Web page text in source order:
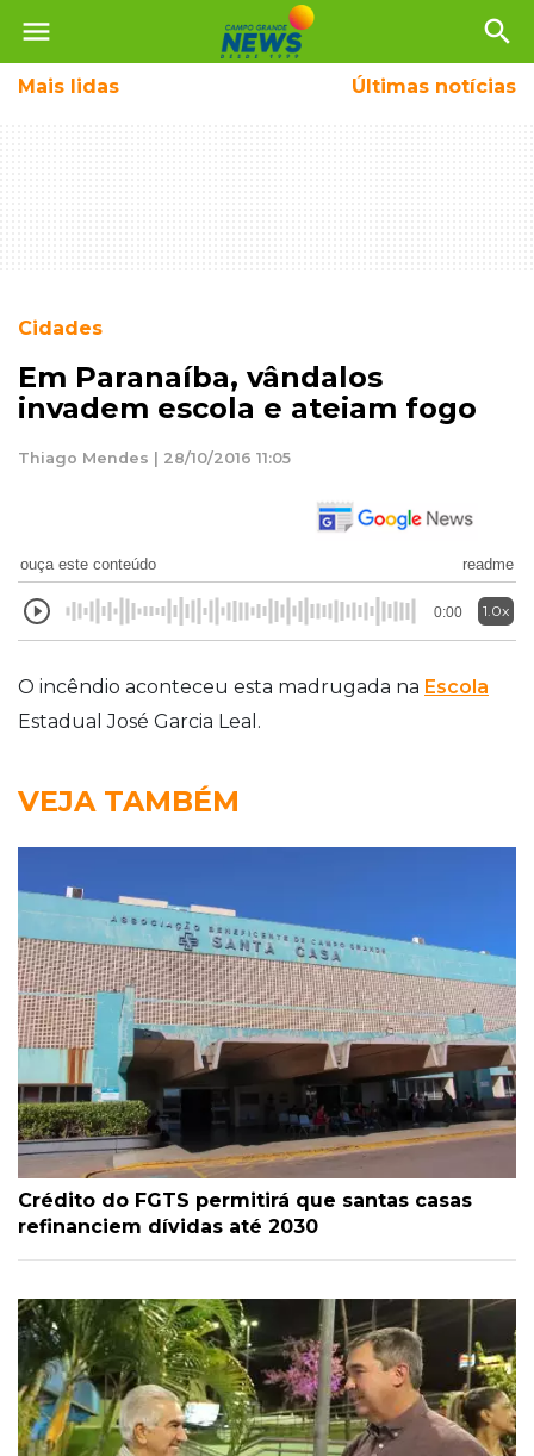
menu search
Mais lidas Últimas notícias
Cidades
Em Paranaíba, vândalos
invadem escola e ateiam fogo
Thiago Mendes | 28/10/2016 11:05
ouça este conteúdo readme
0:00 1.0x
O incêndio aconteceu esta madrugada na Escola
Estadual José Garcia Leal.
VEJA TAMBÉM
Crédito do FGTS permitirá que santas casas
refinanciem dívidas até 2030